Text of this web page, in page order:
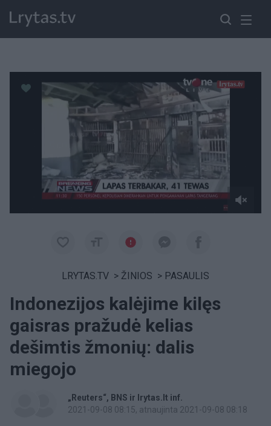
Paremkite Ukrainą
LRYTAS.TV > ŽINIOS > PASAULIS
Indonezijos kalėjime kilęs
gaisras pražudė kelias
dešimtis žmonių: dalis
miegojo
„Reuters“
BNS ir lrytas.lt inf.
2021-09-08 08:15, atnaujinta 2021-09-08 08:18